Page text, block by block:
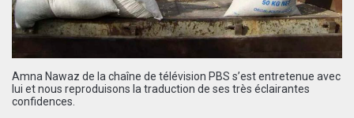
Amna Nawaz de la chaîne de télévision PBS s’est entretenue avec
lui et nous reproduisons la traduction de ses très éclairantes
confidences.